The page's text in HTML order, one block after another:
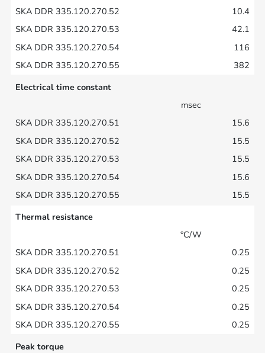
10.4
42.1
116
382
Electrical time constant
msec
15.6
15.5
15.5
15.6
15.5
Thermal resistance
°C/W
0.25
0.25
0.25
0.25
0.25
Peak torque